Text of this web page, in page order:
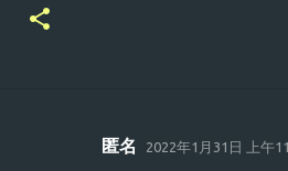
匿名 2022年1月31日 上午